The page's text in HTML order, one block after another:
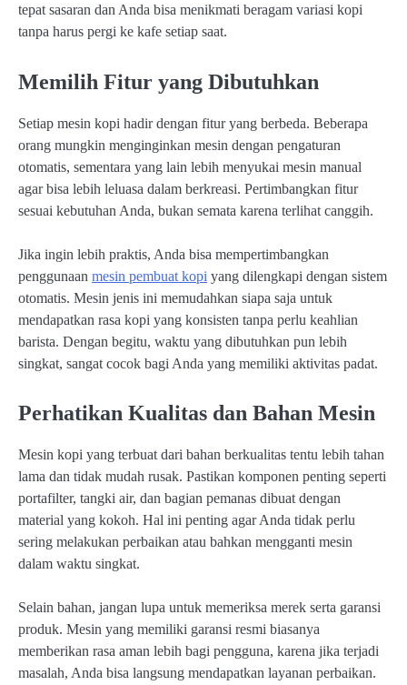
tepat sasaran dan Anda bisa menikmati beragam variasi kopi
tanpa harus pergi ke kafe setiap saat.
Memilih Fitur yang Dibutuhkan
Setiap mesin kopi hadir dengan fitur yang berbeda. Beberapa
orang mungkin menginginkan mesin dengan pengaturan
otomatis, sementara yang lain lebih menyukai mesin manual
agar bisa lebih leluasa dalam berkreasi. Pertimbangkan fitur
sesuai kebutuhan Anda, bukan semata karena terlihat canggih.
Jika ingin lebih praktis, Anda bisa mempertimbangkan
penggunaan mesin pembuat kopi yang dilengkapi dengan sistem
otomatis. Mesin jenis ini memudahkan siapa saja untuk
mendapatkan rasa kopi yang konsisten tanpa perlu keahlian
barista. Dengan begitu, waktu yang dibutuhkan pun lebih
singkat, sangat cocok bagi Anda yang memiliki aktivitas padat.
Perhatikan Kualitas dan Bahan Mesin
Mesin kopi yang terbuat dari bahan berkualitas tentu lebih tahan
lama dan tidak mudah rusak. Pastikan komponen penting seperti
portafilter, tangki air, dan bagian pemanas dibuat dengan
material yang kokoh. Hal ini penting agar Anda tidak perlu
sering melakukan perbaikan atau bahkan mengganti mesin
dalam waktu singkat.
Selain bahan, jangan lupa untuk memeriksa merek serta garansi
produk. Mesin yang memiliki garansi resmi biasanya
memberikan rasa aman lebih bagi pengguna, karena jika terjadi
masalah, Anda bisa langsung mendapatkan layanan perbaikan.